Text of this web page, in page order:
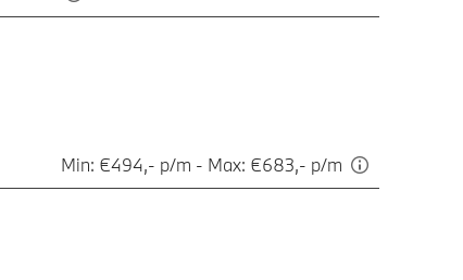
Min: €494,- p/m - Max: €683,- p/m